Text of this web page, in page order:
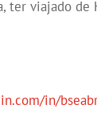
ter viajado
in/